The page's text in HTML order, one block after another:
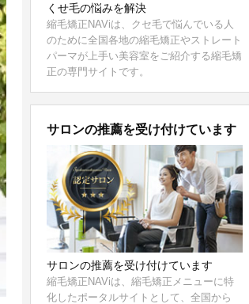
くせ毛の悩みを解決
縮毛矯正NAViは、クセ毛で悩んでいる人
のために全国各地の縮毛矯正やストレート
パーマが上手い美容室をご紹介する縮毛矯
正の専門サイトです。
サロンの推薦を受け付けています
サロンの推薦を受け付けています
縮毛矯正NAViは、縮毛矯正メニューに特
化したポータルサイトとして、全国から